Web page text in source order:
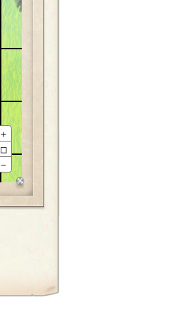
＋
□
－